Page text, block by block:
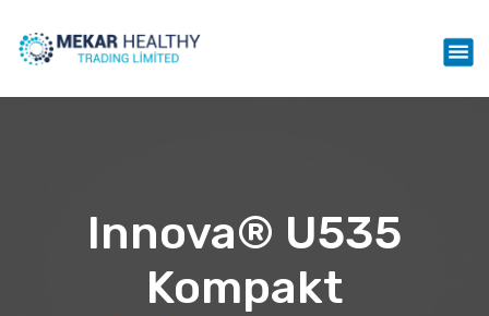
Mekar Healthy Trading LTD
Innova® U535
Kompakt